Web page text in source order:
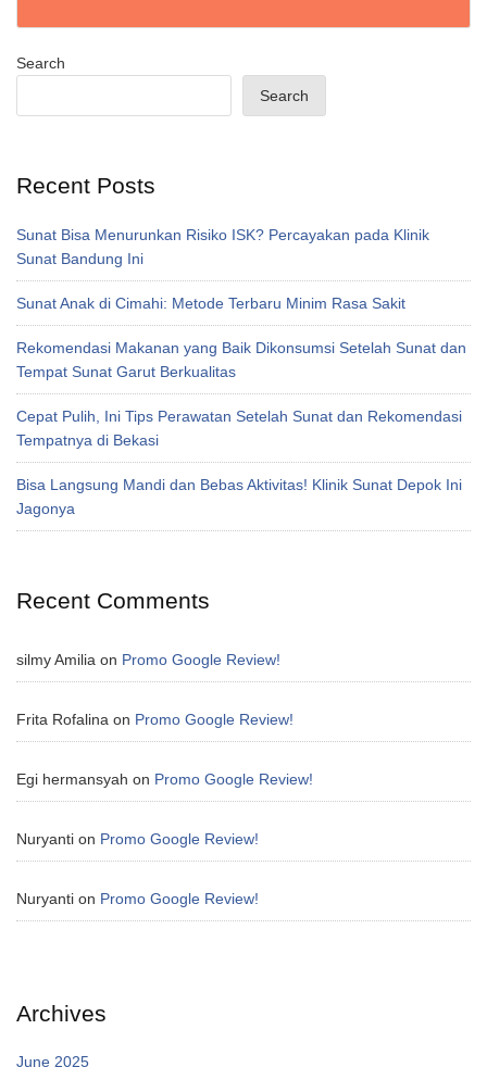
Search
Search
Recent Posts
Sunat Bisa Menurunkan Risiko ISK? Percayakan pada Klinik
Sunat Bandung Ini
Sunat Anak di Cimahi: Metode Terbaru Minim Rasa Sakit
Rekomendasi Makanan yang Baik Dikonsumsi Setelah Sunat dan
Tempat Sunat Garut Berkualitas
Cepat Pulih, Ini Tips Perawatan Setelah Sunat dan Rekomendasi
Tempatnya di Bekasi
Bisa Langsung Mandi dan Bebas Aktivitas! Klinik Sunat Depok Ini
Jagonya
Recent Comments
silmy Amilia on Promo Google Review!
Frita Rofalina on Promo Google Review!
Egi hermansyah on Promo Google Review!
Nuryanti on Promo Google Review!
Nuryanti on Promo Google Review!
Archives
June 2025